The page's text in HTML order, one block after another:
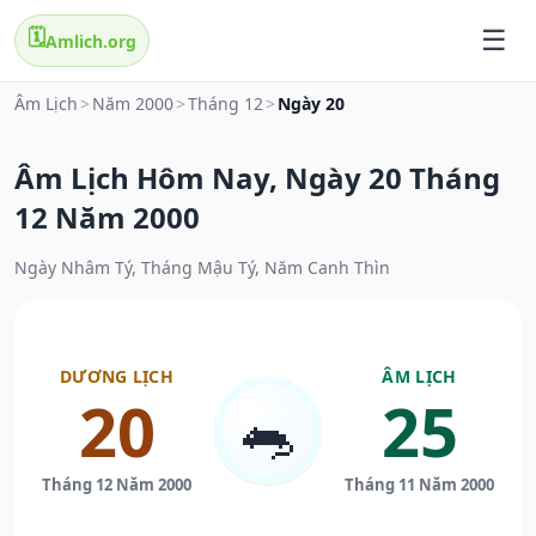
🗓️Amlich.org
Âm Lịch > Năm 2000>Tháng 12> Ngày 20
Âm Lịch Hôm Nay, Ngày 20 Tháng
12 Năm 2000
Ngày Nhâm Tý, Tháng Mậu Tý, Năm Canh Thìn
DƯƠNG LỊCH
20
Tháng 12 Năm 2000
🐀
ÂM LỊCH
25
Tháng 11 Năm 2000